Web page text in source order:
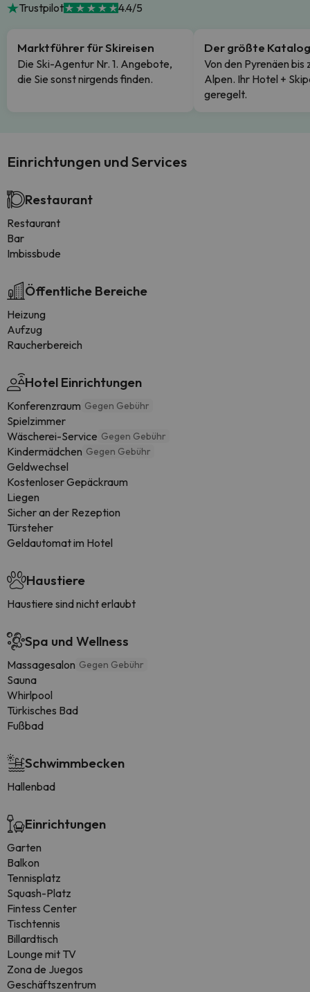
Trustpilot 4.4/5
Marktführer für Skireisen
Die Ski-Agentur Nr. 1. Angebote,
die Sie sonst nirgends finden.
Der größte Katalog
Von den Pyrenäen bis
Alpen. Ihr Hotel +
geregelt.
Einrichtungen und Services
Restaurant
Restaurant
Bar
Imbissbude
Öffentliche Bereiche
Heizung
Aufzug
Raucherbereich
Hotel Einrichtungen
Konferenzraum Gegen Gebühr
Spielzimmer
Wäscherei-Service Gegen Gebühr
Kindermädchen Gegen Gebühr
Geldwechsel
Kostenloser Gepäckraum
Liegen
Sicher an der Rezeption
Türsteher
Geldautomat im Hotel
Haustiere
Haustiere sind nicht erlaubt
Spa und Wellness
Massagesalon Gegen Gebühr
Sauna
Whirlpool
Türkisches Bad
Fußbad
Schwimmbecken
Hallenbad
Einrichtungen
Garten
Balkon
Tennisplatz
Squash-Platz
Fintess Center
Tischtennis
Billardtisch
Lounge mit TV
Zona de Juegos
Geschäftszentrum